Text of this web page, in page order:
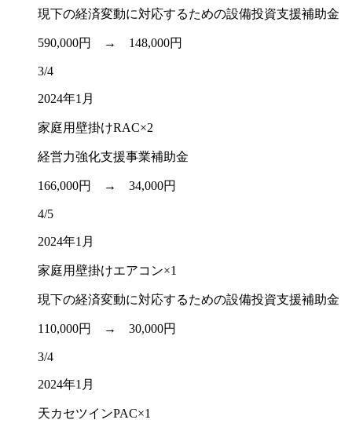
現下の経済変動に対応するための設備投資支援補助金
590,000円 → 148,000円
3/4
2024年1月
家庭用壁掛けRAC×2
経営力強化支援事業補助金
166,000円 → 34,000円
4/5
2024年1月
家庭用壁掛けエアコン×1
現下の経済変動に対応するための設備投資支援補助金
110,000円 → 30,000円
3/4
2024年1月
天カセツインPAC×1